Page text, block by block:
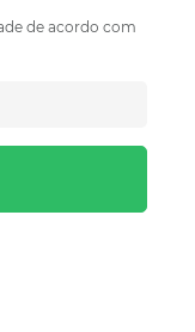
de acordo com